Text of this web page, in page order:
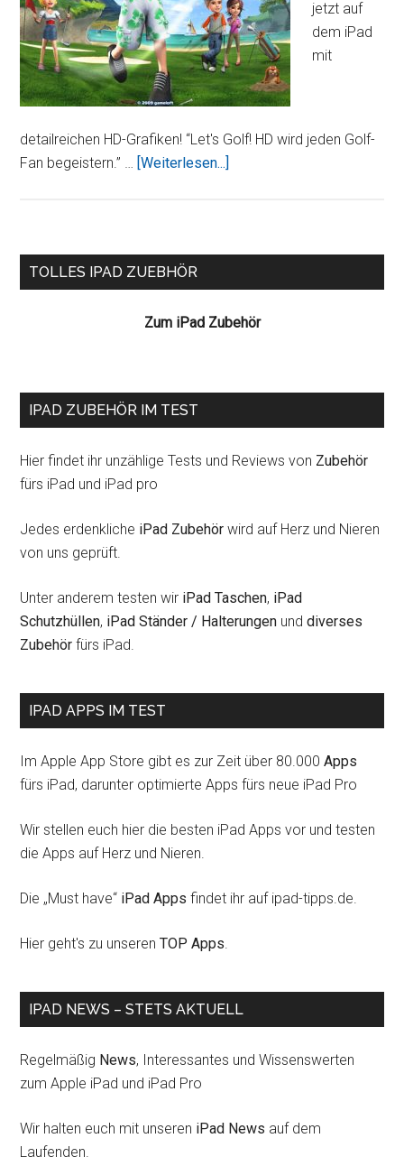
jetzt auf
dem iPad
mit
detailreichen HD-Grafiken! “Let's Golf! HD wird jeden Golf-
Fan begeistern.” … [Weiterlesen...]
Seitenspalte
TOLLES IPAD ZUEBHÖR
Zum iPad Zubehör
IPAD ZUBEHÖR IM TEST
Hier findet ihr unzählige Tests und Reviews von Zubehör
fürs iPad und iPad pro
Jedes erdenkliche iPad Zubehör wird auf Herz und Nieren
von uns geprüft.
Unter anderem testen wir iPad Taschen, iPad
Schutzhüllen, iPad Ständer / Halterungen unddiverses
Zubehör fürs iPad.
IPAD APPS IM TEST
Im Apple App Store gibt es zur Zeit über 80.000Apps
fürs iPad, darunter optimierte Apps fürs neue iPad Pro
Wir stellen euch hier die besten iPad Apps vor und testen
die Apps auf Herz und Nieren.
Die „Must have“ iPad Apps findet ihr auf ipad-tipps.de.
Hier geht's zu unserenTOP Apps.
IPAD NEWS – STETS AKTUELL
Regelmäßig News, Interessantes und Wissenswerten
zum Apple iPad und iPad Pro
Wir halten euch mit unseren iPad News auf dem
Laufenden.